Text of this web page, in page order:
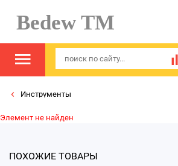
Bedew TM
Инструменты
Элемент не найден
ПОХОЖИЕ ТОВАРЫ